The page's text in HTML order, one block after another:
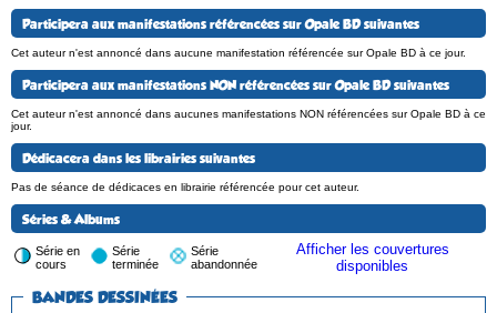
Participera aux manifestations référencées sur Opale BD suivantes
Cet auteur n'est annoncé dans aucune manifestation référencée sur Opale BD à ce jour.
Participera aux manifestations NON référencées sur Opale BD suivantes
Cet auteur n'est annoncé dans aucunes manifestations NON référencées sur Opale BD à ce
jour.
Dédicacera dans les librairies suivantes
Pas de séance de dédicaces en librairie référencée pour cet auteur.
Séries & Albums
Série en
cours
Série
terminée
Série
abandonnée
Afficher les couvertures
disponibles
BANDES DESSINÉES